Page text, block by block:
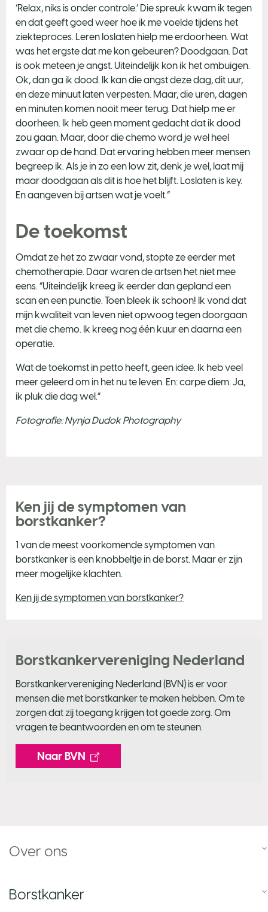
‘Relax, niks is onder controle.’ Die spreuk kwam ik tegen
en dat geeft goed weer hoe ik me voelde tijdens het
ziekteproces. Leren loslaten hielp me erdoorheen. Wat
was het ergste dat me kon gebeuren? Doodgaan. Dat
is ook meteen je angst. Uiteindelijk kon ik het ombuigen.
Ok, dan ga ik dood. Ik kan die angst deze dag, dit uur,
en deze minuut laten verpesten. Maar, die uren, dagen
en minuten komen nooit meer terug. Dat hielp me er
doorheen. Ik heb geen moment gedacht dat ik dood
zou gaan. Maar, door die chemo word je wel heel
zwaar op de hand. Dat ervaring hebben meer mensen
begreep ik. Als je in zo een low zit, denk je wel, laat mij
maar doodgaan als dit is hoe het blijft. Loslaten is key.
En aangeven bij artsen wat je voelt.”
De toekomst
Omdat ze het zo zwaar vond, stopte ze eerder met
chemotherapie. Daar waren de artsen het niet mee
eens. “Uiteindelijk kreeg ik eerder dan gepland een
scan en een punctie. Toen bleek ik schoon! Ik vond dat
mijn kwaliteit van leven niet opwoog tegen doorgaan
met die chemo. Ik kreeg nog één kuur en daarna een
operatie.
Wat de toekomst in petto heeft, geen idee. Ik heb veel
meer geleerd om in het nu te leven. En: carpe diem. Ja,
ik pluk die dag wel.”
Fotografie: Nynja Dudok Photography
Ken jij de symptomen van
borstkanker?
1 van de meest voorkomende symptomen van
borstkanker is een knobbeltje in de borst. Maar er zijn
meer mogelijke klachten.
Ken jij de symptomen van borstkanker?
Borstkankervereniging Nederland
Borstkankervereniging Nederland (BVN) is er voor
mensen die met borstkanker te maken hebben. Om te
zorgen dat zij toegang krijgen tot goede zorg. Om
vragen te beantwoorden en om te steunen.
Naar BVN
Over ons
Borstkanker